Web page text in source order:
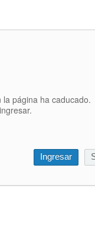
página ha caducado.
Ingresar